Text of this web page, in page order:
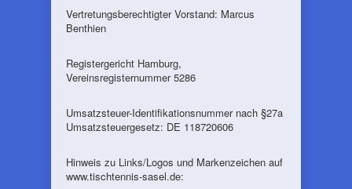
Vertretungsberechtigter Vorstand: Marcus
Benthien
Registergericht Hamburg,
Vereinsregisternummer 5286
Umsatzsteuer-Identifikationsnummer nach §27a
Umsatzsteuergesetz: DE 118720606
Hinweis zu Links/Logos und Markenzeichen auf
www.tischtennis-sasel.de: